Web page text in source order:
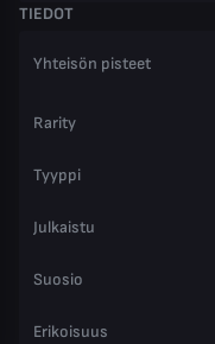
TIEDOT
Yhteisön pisteet
Rarity
Tyyppi
Julkaistu
Suosio
Erikoisuus